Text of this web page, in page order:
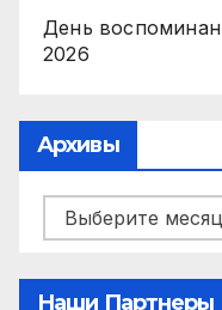
День
2026
Архивы
Архивы
Наши Партнеры